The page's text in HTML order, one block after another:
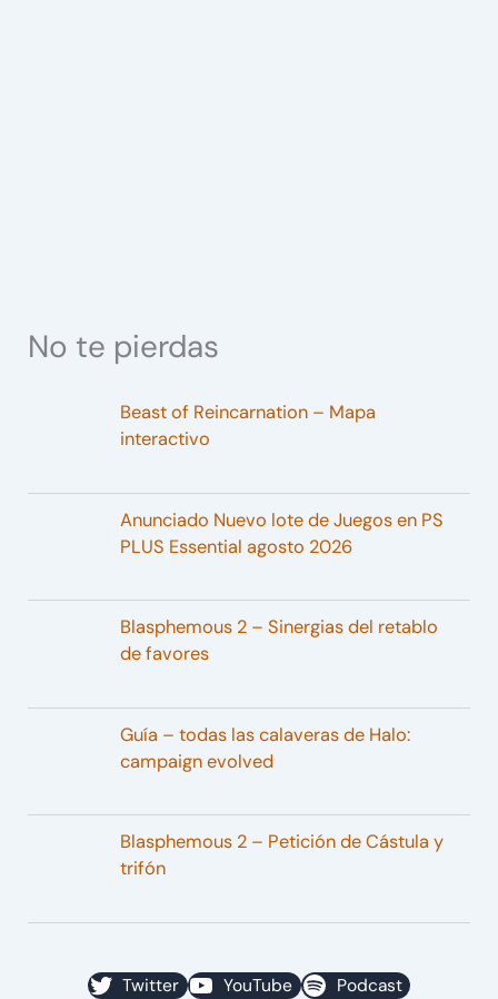
No te pierdas
Beast of Reincarnation – Mapa
interactivo
Anunciado Nuevo lote de Juegos en PS
PLUS Essential agosto 2026
Blasphemous 2 – Sinergias del retablo
de favores
Guía – todas las calaveras de Halo:
campaign evolved
Blasphemous 2 – Petición de Cástula y
trifón
Twitter YouTube
Podcast